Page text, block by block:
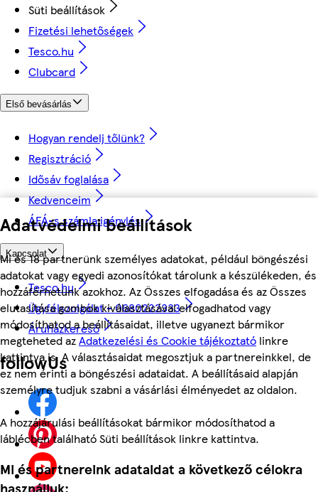
Adatvédelmi beállítások
Mi és 18 partnerünk személyes adatokat, például böngészési
adatokat vagy egyedi azonosítókat tárolunk a készülékeden, és
hozzáférhetünk azokhoz. Az Összes elfogadása és az Összes
elutasítása gombok kiválasztásával elfogadhatod vagy
módosíthatod a beállításaidat, illetve ugyanezt bármikor
megteheted azAdatkezelési és Cookie tájékoztató linkre
kattintva is. A választásaidat megosztjuk a partnereinkkel, de
ez nem érinti a böngészési adataidat. A beállításaid alapján
személyre tudjuk szabni a vásárlási élményedet az oldalon.
A hozzájárulási beállításokat bármikor módosíthatod a
láblécben található Süti beállítások linkre kattintva.
Mi és partnereink adataidat a következő célokra
Süti beállítások
Fizetési lehetőségek
Tesco.hu
Clubcard
Első bevásárlás
Hogyan rendelj tőlünk?
Regisztráció
Idősáv foglalása
Kedvenceim
ÁFÁ-s számla igénylés
Kapcsolat
Tesco.hu
Ügyfélszolgálat - 0680222333
Áruházkereső
followUs